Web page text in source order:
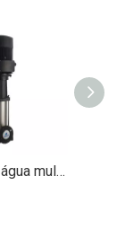
Bomba de água multi-gigante vertical